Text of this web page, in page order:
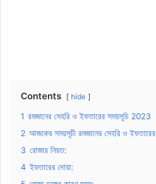
Contents hide
1 রমজানের সেহরি ও ইফতারের সময়সূচি 2023
2 আজকের সময়সূচী রমজানের সেহরি ও ইফতারের
3 রোজার নিয়ত:
4 ইফতারের দোয়া: